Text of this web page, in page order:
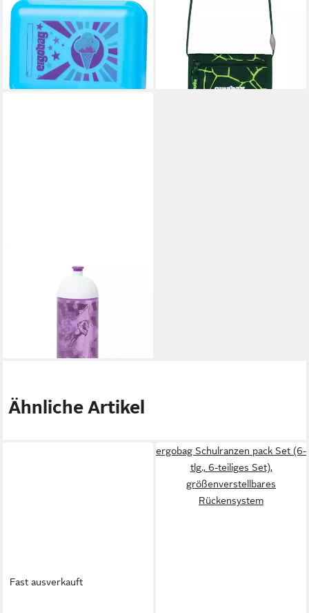
Lunchbox Brotdose Eis,
Polyester
5,50 € 12,99 €
lieferbar - in 3-4 Werktagen bei dir
Trinkflasche Edelstahl
Trinkflasche
24,99 €
lieferbar - in 6-7 Werktagen bei dir
Trinkflasche, 500 ml
lieferbar - in 2-3 Werktagen bei dir
Ähnliche Artikel
Fast ausverkauft
ergobag Schulranzen pack Set (6-
tlg., 6-teiliges Set),
größenverstellbares
Rückensystem